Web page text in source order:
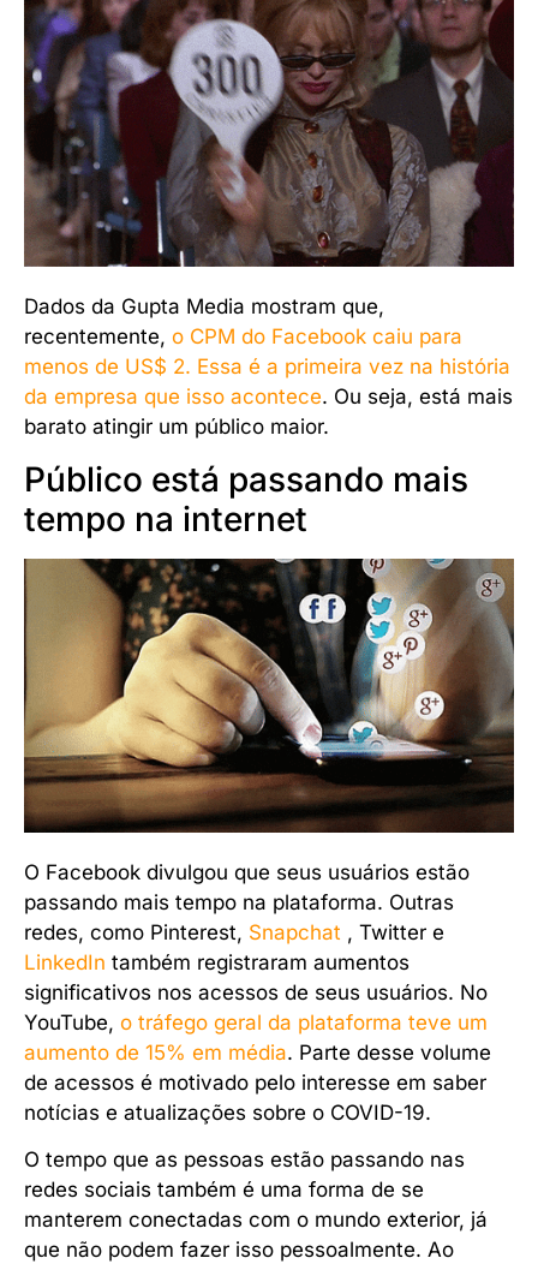
Dados da Gupta Media mostram que,
recentemente, o CPM do Facebook caiu para
menos de US$ 2. Essa é a primeira vez na história
da empresa que isso acontece. Ou seja, está mais
barato atingir um público maior.
Público está passando mais
tempo na internet
O Facebook divulgou que seus usuários estão
passando mais tempo na plataforma. Outras
redes, como Pinterest, Snapchat , Twitter e
LinkedIn também registraram aumentos
significativos nos acessos de seus usuários. No
YouTube, o tráfego geral da plataforma teve um
aumento de 15% em média. Parte desse volume
de acessos é motivado pelo interesse em saber
notícias e atualizações sobre o COVID-19.
O tempo que as pessoas estão passando nas
redes sociais também é uma forma de se
manterem conectadas com o mundo exterior, já
que não podem fazer isso pessoalmente. Ao